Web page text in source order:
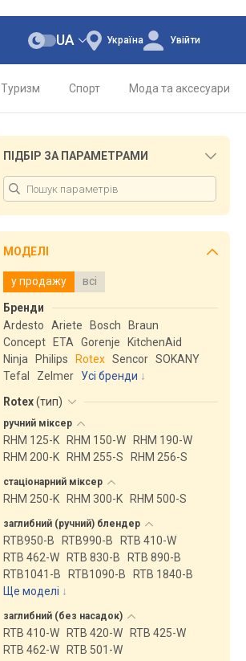
Україна
UA Увійти
Туризм Спорт Мода та аксесуари
ПІДБІР ЗА ПАРАМЕТРАМИ
МОДЕЛІ
у продажу всі
Бренди
Ardesto
Ariete Bosch
Braun
Concept
ETA Gorenje
KitchenAid
Ninja
Philips Rotex Sencor SOKANY
Tefal
Zelmer
Усі бренди
Rotex(тип)
ручний міксер
RHM 125-K RHM 150-W
RHM 190-W
RHM 200-K
RHM 255-S RHM 256-S
стаціонарний міксер
RHM 250-K RHM 300-K RHM 500-S
заглибний (ручний) блендер
RTB950-B RTB990-B
RTB 410-W
RTB 462-W
RTB 830-B
RTB 890-B
RTB1041-B
RTB1090-B
RTB 1840-B
Ще моделі ↓
заглибний (без насадок)
RTB 410-W RTB 420-W
RTB 425-W
RTB 462-W
RTB 501-W